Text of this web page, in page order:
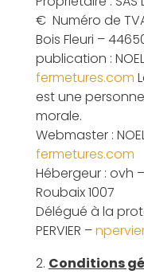
€ Numéro de
Bois Fleuri –
publication :
fermetures.com
est une
morale.
Webmaster :
fermetures.com
Hébergeur : ovh
Roubaix 1007
Délégué à la
PERVIER –
Conditions